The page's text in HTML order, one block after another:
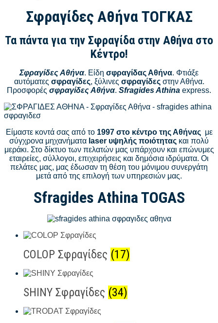
Σφραγίδες ΑθήναΤΟΓΚΑΣ
Τα πάντα για την Σφραγίδα στην Αθήνα στο
Κέντρο!
Σφραγίδες Αθήνα. Είδη σφραγίδας Αθήνα. Φτιάξε
αυτόματες σφραγίδες, ξύλινες σφραγίδες στην Αθήνα.
Προσφορές σφραγίδες Αθήνα. Sfragides Athina express.
Είμαστε κοντά σας από το 1997 στο κέντρο της Αθήναςμε
σύγχρονα μηχανήματα laser υψηλής ποιότητας και πολύ
μεράκι. Στο δίκτυο των πελατών μας υπάρχουν και επώνυμες
εταιρείες, σύλλογοι, επιχειρήσεις και δημόσια ιδρύματα. Οι
πελάτες μας, μας έδωσαν τη θέση του μόνιμου συνεργάτη
μετά από της επιλογή των υπηρεσιών μας.
Sfragides Athina TOGAS
COLOP Σφραγίδες (17)
SHINY Σφραγίδες (34)